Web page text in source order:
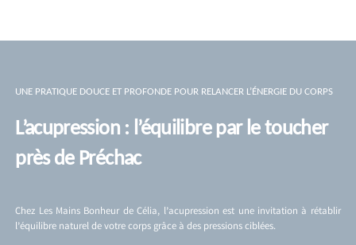
UNE PRATIQUE DOUCE ET PROFONDE POUR RELANCER L’ÉNERGIE DU CORPS
L’acupression : l’équilibre par le toucher
près de Préchac
Chez Les Mains Bonheur de Célia, l’acupression est une invitation à rétablir
l’équilibre naturel de votre corps grâce à des pressions ciblées.